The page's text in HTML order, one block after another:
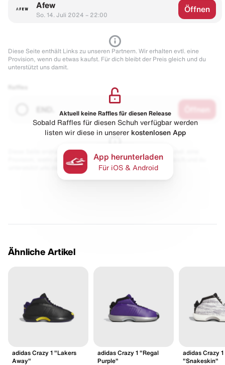
Afew
So. 14. Juli 2024 – 22:00
Öffnen
Diese Seite enthält Links zu unseren Partnern. Wir erhalten evtl. eine
Provision, wenn du etwas kaufst. Für dich bleibt der Preis gleich und du
unterstützt uns damit.
Diese Seite enthält Links zu unseren Partnern. Wir erhalten evtl. eine
Provision, wenn du etwas kaufst. Für dich bleibt der Preis gleich und du
unterstützt uns damit.
Aktuell keine Raffles für diesen Release
Sobald Raffles für diesen Schuh verfügbar werden
listen wir diese in unserer kostenlosen App
App herunterladen
Für iOS & Android
Ähnliche Artikel
adidas Crazy 1 "Lakers
Away"
adidas Crazy 1 "Regal
Purple"
adidas Crazy 1
"Snakeskin"